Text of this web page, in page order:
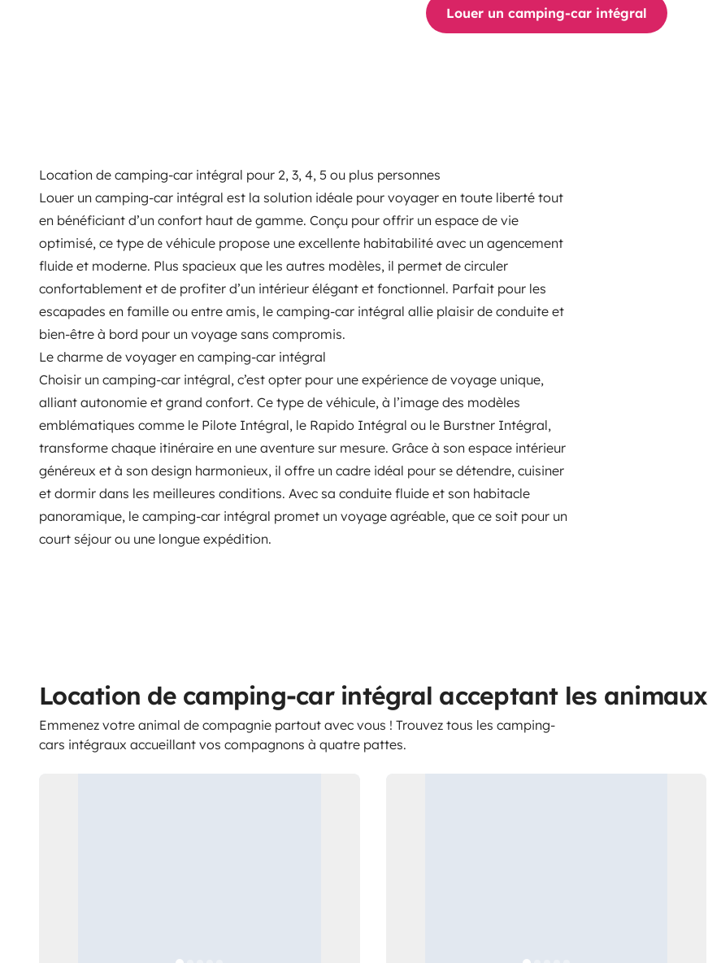
Louer un camping-car intégral
Location de camping-car intégral pour 2, 3, 4, 5 ou plus personnes
Louer un camping-car intégral est la solution idéale pour voyager en toute liberté tout
en bénéficiant d’un confort haut de gamme. Conçu pour offrir un espace de vie
optimisé, ce type de véhicule propose une excellente habitabilité avec un agencement
fluide et moderne. Plus spacieux que les autres modèles, il permet de circuler
confortablement et de profiter d’un intérieur élégant et fonctionnel. Parfait pour les
escapades en famille ou entre amis, le camping-car intégral allie plaisir de conduite et
bien-être à bord pour un voyage sans compromis.
Le charme de voyager en camping-car intégral
Choisir un camping-car intégral, c’est opter pour une expérience de voyage unique,
alliant autonomie et grand confort. Ce type de véhicule, à l’image des modèles
emblématiques comme le Pilote Intégral, le Rapido Intégral ou le Burstner Intégral,
transforme chaque itinéraire en une aventure sur mesure. Grâce à son espace intérieur
généreux et à son design harmonieux, il offre un cadre idéal pour se détendre, cuisiner
et dormir dans les meilleures conditions. Avec sa conduite fluide et son habitacle
panoramique, le camping-car intégral promet un voyage agréable, que ce soit pour un
court séjour ou une longue expédition.
Location de camping-car intégral acceptant les animaux
Emmenez votre animal de compagnie partout avec vous ! Trouvez tous les camping-
cars intégraux accueillant vos compagnons à quatre pattes.